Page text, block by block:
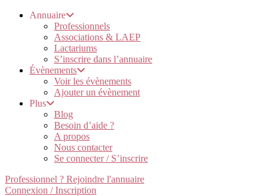
Annuaire
Professionnels
Associations & LAEP
Lactariums
S’inscrire dans l’annuaire
Évènements
Voir les évènements
Ajouter un évènement
Plus
Blog
Besoin d’aide ?
A propos
Nous contacter
Se connecter / S’inscrire
Professionnel ? Rejoindre l'annuaire
Connexion / Inscription